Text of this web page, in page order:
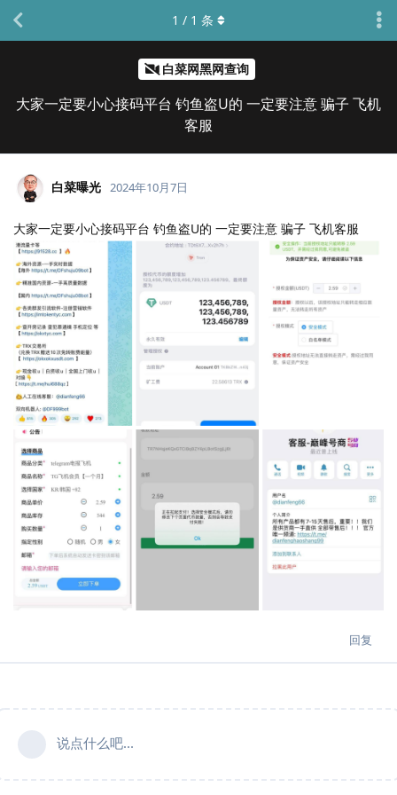
白菜网黑网查询
大家一定要小心接码平台 钓鱼盗U的 一定要注意 骗子 飞机
客服
1 / 1 条
白菜曝光 2024年10月7日
大家一定要小心接码平台 钓鱼盗U的 一定要注意 骗子 飞机客服
回复
说点什么吧...